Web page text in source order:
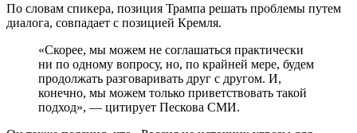
По словам спикера, позиция Трампа решать проблемы путем
диалога, совпадает с позицией Кремля.
«Скорее, мы можем не соглашаться практически
ни по одному вопросу, но, по крайней мере, будем
продолжать разговаривать друг с другом. И,
конечно, мы можем только приветствовать такой
подход», — цитирует Пескова СМИ.